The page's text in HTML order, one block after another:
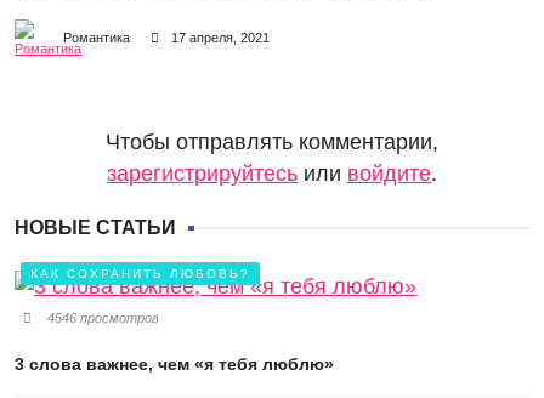
Романтика 17 апреля, 2021
Чтобы отправлять комментарии,
зарегистрируйтесь или войдите.
НОВЫЕ СТАТЬИ
КАК СОХРАНИТЬ ЛЮБОВЬ?
4546 просмотров
3 слова важнее, чем «я тебя люблю»